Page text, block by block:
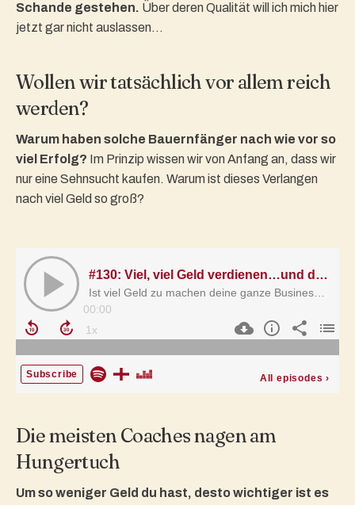
Schande gestehen. Über deren Qualität will ich mich hier
jetzt gar nicht auslassen...
Wollen wir tatsächlich vor allem reich
werden?
Warum haben solche Bauernfänger nach wie vor so
viel Erfolg? Im Prinzip wissen wir von Anfang an, dass wir
nur eine Sehnsucht kaufen. Warum ist dieses Verlangen
nach viel Geld so groß?
Die meisten Coaches nagen am
Hungertuch
Um so weniger Geld du hast, desto wichtiger ist es